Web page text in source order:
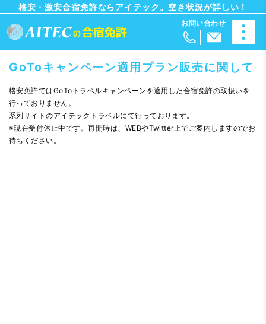
格安・激安合宿免許ならアイテック。空き状況が詳しい！
GoToキャンペーン適用プラン販売に関して
格安免許ではGoToトラベルキャンペーンを適用した合宿免許の取扱いを
行っておりません。
系列サイトのアイテックトラベルにて行っております。
※現在受付休止中です。再開時は、WEBやTwitter上でご案内しますのでお
待ちください。